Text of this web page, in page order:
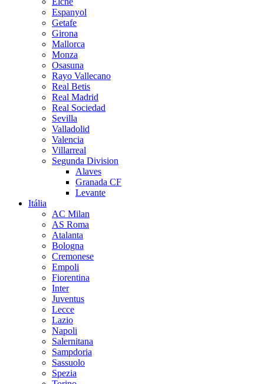
Espanyol
Getafe
Girona
Mallorca
Monza
Osasuna
Rayo Vallecano
Real Betis
Real Madrid
Real Sociedad
Sevilla
Valladolid
Valencia
Villarreal
Segunda Division
Alaves
Granada CF
Levante
Itália
AC Milan
AS Roma
Atalanta
Bologna
Cremonese
Empoli
Fiorentina
Inter
Juventus
Lecce
Lazio
Napoli
Salernitana
Sampdoria
Sassuolo
Spezia